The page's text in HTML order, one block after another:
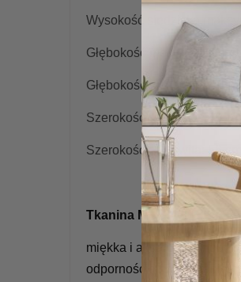
Wysokość siedziska
Głębokość mebla: 56 cm
Głębokość siedziska: 44 cm
Szerokość siedziska: 46 cm
Szerokość całkowita: 56 cm
Tkanina MAGIC VELVET
miękka i aksamitna w
odpornością na ścieranie